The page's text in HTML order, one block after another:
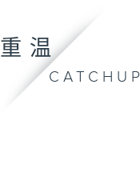
重温
CATCHUP